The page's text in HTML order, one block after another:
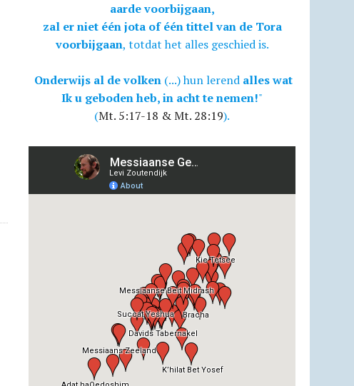
aarde voorbijgaan,
zal er niet één jota of één tittel van de Tora
voorbijgaan, totdat het alles geschied is.
Onderwijs al de volken (...) hun lerend alles wat
Ik u geboden heb, in acht te nemen!"
(Mt. 5:17-18 & Mt. 28:19).